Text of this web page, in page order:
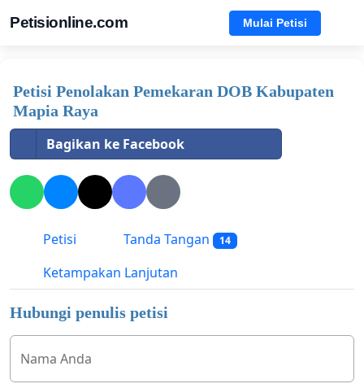
Petisionline.com Mulai Petisi
Petisi Penolakan Pemekaran DOB Kabupaten
Mapia Raya
Bagikan ke Facebook
Petisi Tanda Tangan 14
Ketampakan Lanjutan
Hubungi penulis petisi
Nama Anda